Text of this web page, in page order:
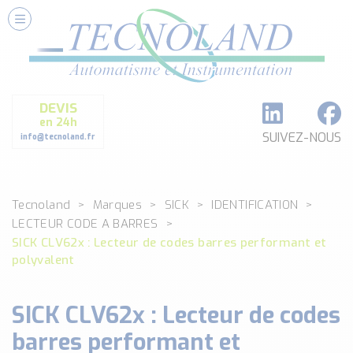
DEVIS
en 24h
info@tecnoland.fr SUIVEZ-NOUS
Nos Services
Conseils et Fourniture
Formation et Assistance
Architecture I-O Link multi fabricants
Classé par catégorie
DEBIT
DETECTION
ENREGISTREUR + ACQUISITION DE DONNEES
Voir toutes les catégories …
Tecnoland Marques SICK
IDENTIFICATION
LECTEUR CODE A BARRES
SICK CLV62x : Lecteur de codes barres performant et
polyvalent
SICK CLV62x : Lecteur de codes
barres performant et